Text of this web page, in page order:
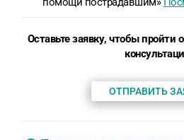
Оставьте заявку, чтобы пройти
ОТПРАВИТЬ